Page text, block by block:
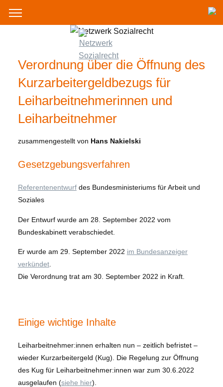
Verordnung über die Öffnung des
Kurzarbeitergeldbezugs für
Leiharbeitnehmerinnen und
Leiharbeitnehmer
zusammengestellt von Hans Nakielski
Gesetzgebungsverfahren
Referentenentwurfdes Bundesministeriums für Arbeit und
Soziales
Der Entwurf wurde am 28. September 2022 vom
Bundeskabinett verabschiedet.
Er wurde am 29. September 2022 im Bundesanzeiger
verkündet.
Die Verordnung trat am 30. September 2022 in Kraft.
Einige wichtige Inhalte
Leiharbeitnehmer:innen erhalten nun – zeitlich befristet –
wieder Kurzarbeitergeld (Kug). Die Regelung zur Öffnung
des Kug für Leiharbeitnehmer:innen war zum 30.6.2022
ausgelaufen (siehe hier).